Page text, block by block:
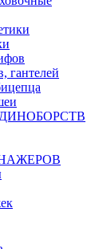
гантелей